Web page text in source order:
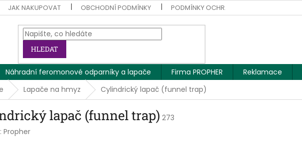
JAK NAKUPOVAT OBCHODNÍ PODMÍNKY PODMÍNKY OCHRANY OSOBNÍCH ÚDAJŮ
HLEDAT
Náhradní feromonové odparníky a lapače Firma PROPHER Reklamace
Lapače na hmyz Cylindrický lapač (funnel trap)
lapač (funnel trap) 273
Propher